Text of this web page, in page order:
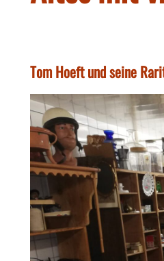
Tom Hoeft und seine